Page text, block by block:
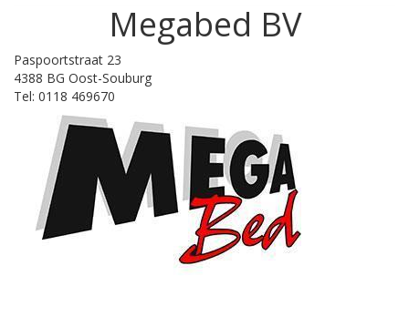
Megabed BV
Paspoortstraat 23
4388 BG Oost-Souburg
Tel: 0118 469670